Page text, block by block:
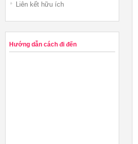
Liên kết hữu ích
Hướng dẫn cách đi đến